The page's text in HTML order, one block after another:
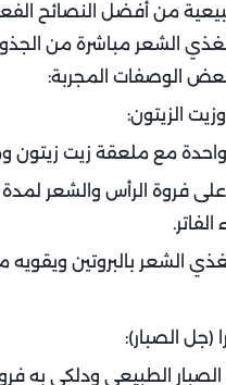
من أفضل النصائح
تغذي الشعر مباشرة من
بعض الوصفات المجربة:
الزيتون:
مع ملعقة زيت
الشعر بالبروتين ويقويه
(جل الصبار):
الطبيعي ودلكي به